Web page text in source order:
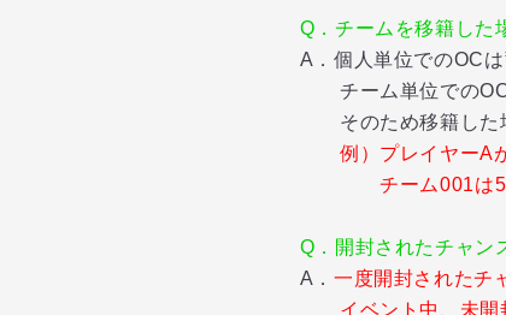
Q．チームを移籍した
A．個人単位でのOCは
チーム単位でのOCは
そのため移籍した場
例）プレイヤーA
チーム001は50OC
Q．開封されたチャン
A． 一度開封されたチ
イベント中、未開